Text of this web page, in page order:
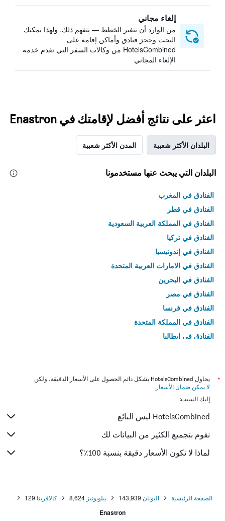
إلغاء مجاني
من الوارد أن تتغير الخطط — نتفهم ذلك. ولهذا يمكنك
البحث وحجز فنادق وأماكن إقامة على
HotelsCombined من وكالات السفر التي تقدم خدمة
الإلغاء المجاني
اعثر على نتائج أفضل لإقامتك في Enastron
البلدان الأكثر شعبية المدن الأكثر شعبية
البلدان التي يبحث عنها مستخدمونا
الفنادق في المغرب
الفنادق في قطر
الفنادق في المملكة العربية السعودية
الفنادق في تركيا
الفنادق في إندونيسيا
الفنادق في الامارات العربية المتحدة
الفنادق في البحرين
الفنادق في مصر
الفنادق في فرنسا
الفنادق في المملكة المتحدة
الفنادق في إيطاليا
*
يحاول HotelsCombined بشكل دائم الحصول على الأسعار الدقيقة، ولكن
لا يمكن ضمان الأسعار .
إليك السبب:
HotelsCombined ليس البائع
نقوم بتجميع الكثير من البيانات لك
لماذا لا تكون الأسعار دقيقة بنسبة 100٪؟
الصفحة الرئيسية اليونان 143,939 بيلوبونيز 8,624 كالافريتا 129
Enastron